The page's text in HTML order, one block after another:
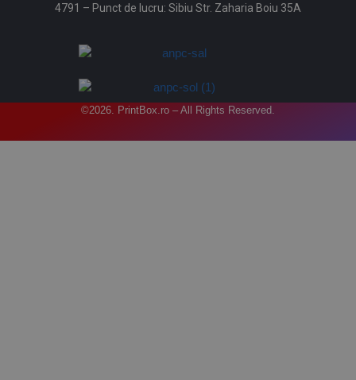
4791 – Punct de lucru: Sibiu Str. Zaharia Boiu 35A
©2026. PrintBox.ro – All Rights Reserved.